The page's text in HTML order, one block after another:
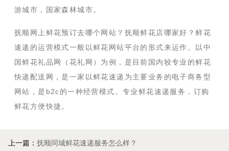
游城市，国家森林城市。
抚顺网上鲜花预订去哪个网站？抚顺鲜花店哪家好？鲜花
速递的运营模式一般以鲜花网站平台的形式来运作。以中
国鲜花礼品网（花礼网）为例，是目前国内较专业的鲜花
快递配送网，是一家以鲜花速递为主要业务的电子商务型
网站，是b2c的一种经营模式。专业鲜花速递服务，订购
鲜花方便快捷。
上一篇： 抚顺同城鲜花速递服务怎么样？